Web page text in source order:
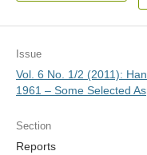
Issue
Vol. 6 No. 1/2 (2011):
1961 – Some Selected
Section
Reports